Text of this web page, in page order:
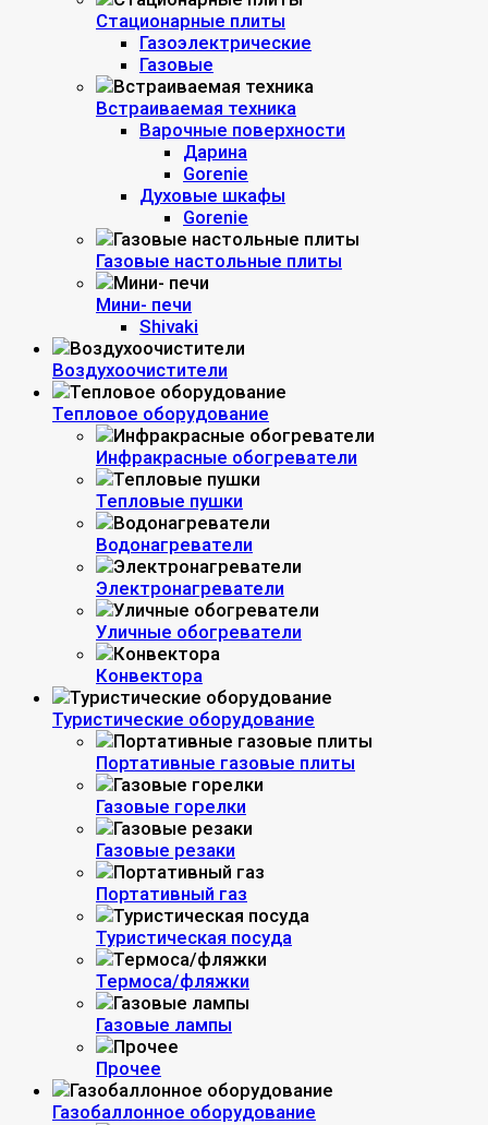
Стационарные плиты
Газоэлектрические
Газовые
Встраиваемая техника
Варочные поверхности
Дарина
Gorenie
Духовые шкафы
Gorenie
Газовые настольные плиты
Мини- печи
Shivaki
Воздухоочистители
Тепловое оборудование
Инфракрасные обогреватели
Тепловые пушки
Водонагреватели
Электронагреватели
Уличные обогреватели
Конвектора
Туристические оборудование
Портативные газовые плиты
Газовые горелки
Газовые резаки
Портативный газ
Туристическая посуда
Термоса/фляжки
Газовые лампы
Прочее
Газобаллонное оборудование